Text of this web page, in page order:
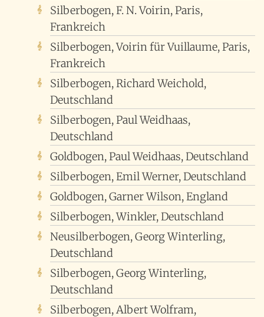
Silberbogen, F. N. Voirin, Paris,
Frankreich
Silberbogen, Voirin für Vuillaume, Paris,
Frankreich
Silberbogen, Richard Weichold,
Deutschland
Silberbogen, Paul Weidhaas,
Deutschland
Goldbogen, Paul Weidhaas, Deutschland
Silberbogen, Emil Werner, Deutschland
Goldbogen, Garner Wilson, England
Silberbogen, Winkler, Deutschland
Neusilberbogen, Georg Winterling,
Deutschland
Silberbogen, Georg Winterling,
Deutschland
Silberbogen, Albert Wolfram,